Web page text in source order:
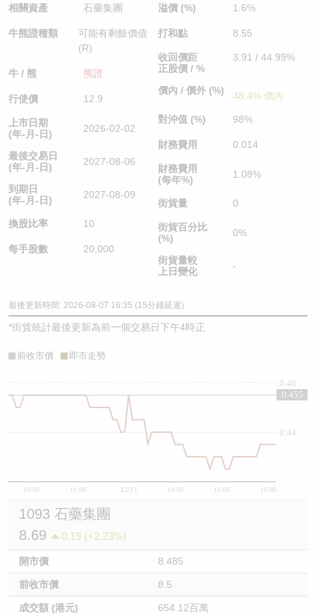
相關資產 石藥集團
牛熊證種類
可能有剩餘價值
(R)
牛 / 熊 熊證
行使價 12.9
上市日期
(年-月-日)
2026-02-02
最後交易日
(年-月-日)
2027-08-06
到期日
(年-月-日)
2027-08-09
換股比率 10
每手股數 20,000
溢價 (%) 1.6%
打和點 8.55
收回價距
正股價 / %
3.91 / 44.99%
價內 / 價外 (%) 48.4% 價內
對沖值 (%) 98%
財務費用 0.014
財務費用
(每年%)
1.08%
街貨量 0
街貨百分比
(%)
0%
街貨量較
上日變化
-
最後更新時間: 2026-08-07 16:35 (15分鐘延遲)
*街貨統計最後更新為前一個交易日下午4時正
前收市價 即市走勢
10:00 11:00 12/13 14:00 15:00 16:00
0.44
0.46
0.455
1093 石藥集團
8.69
0.19 (+2.23%)
開市價 8.485
前收市價 8.5
成交額 (港元) 654.12百萬